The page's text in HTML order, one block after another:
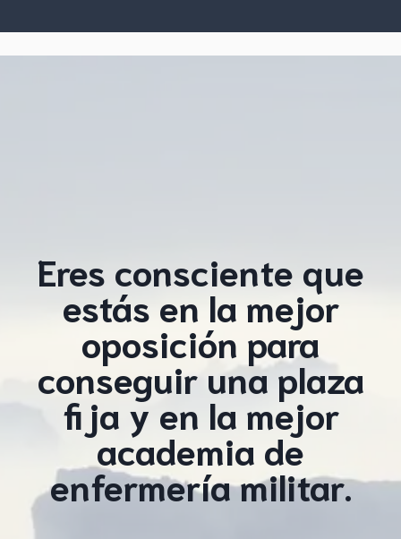
Eres consciente que
estás en la mejor
oposición para
conseguir una plaza
fija y en la mejor
academia de
enfermería militar.